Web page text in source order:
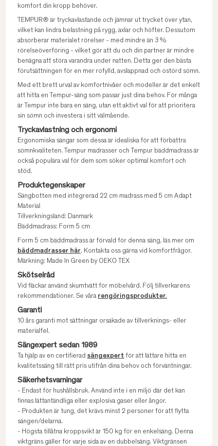
komfort din kropp behöver.
TEMPUR® är tryckavlastande och jämnar ut trycket över ytan,
vilket kan lindra belastning på rygg, axlar och höfter. Dessutom
absorberar materialet rörelser - med mindre än 3 %
rörelseöverföring - vilket gör att du och din partner är mindre
benägna att störa varandra under natten. Detta ger den bästa
förutsättningen för en mer rofylld, avslappnad och ostörd sömn.
Med ett brett urval av komfortnivåer och modeller är det enkelt
att hitta en Tempur-säng som passar just dina behov. För många
är Tempur inte bara en säng, utan ett aktivt val för att prioritera
sin sömn och investera i sitt välmående.
Tryckavlastning och ergonomi
Ergonomiska sängar som dessa är idealiska för att förbättra
sömnkvaliteten. Tempur madrasser och Tempur bäddmadrass är
också populära val för dem som söker optimal komfort och
stöd.
Produktegenskaper
Sängbotten med integrerad 22 cm madrass med 5 cm Adapt
Material
Tillverkningsland: Danmark
Bäddmadrass: Form 5 cm
Form 5 cm bäddmadrass är förvald för denna säng, läs mer om
bäddmadrasser här. Kontakta oss gärna vid komfortfrågor.
Märkning: Made In Green by OEKO TEX
Skötselråd
Vid fläckar använd skumtvätt för möbelvård. Följ tillverkarens
rekommendationer. Se våra rengöringsprodukter.
Garanti
10 års garanti mot sättningar orsakade av tillverknings- eller
materialfel.
Sängexpert sedan 1989
Ta hjälp av en certifierad sängexpert för att lättare hitta en
kvalitetssäng till rätt pris utifrån dina behov och förväntningar.
Säkerhetsvarningar
- Endast för hushållsbruk. Använd inte i en miljö där det kan
finnas lättantändliga eller explosiva gaser eller ångor.
- Produkten är tung, det krävs minst 2 personer för att flytta
sängen/delarna.
- Högsta tillåtna kroppsvikt är 150 kg för en enkelsäng. Denna
viktgräns gäller för varje sida av en dubbelsäng. Viktgränsen